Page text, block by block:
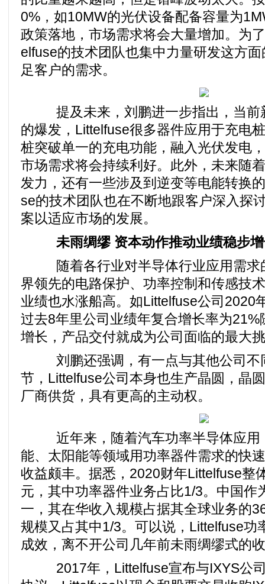
0%，如10MW的光伏设备配备容量为
政策落地，市场需求将会大量增加。为
elfuse的技术团队也集中力量研发这方
足客户的需求。
提及未来，刘鹏进一步指出，当前
的爆发，Littelfuse很多器件应用于充电
桩突破单一的充电功能，融入光伏发电
市场需求将会持续利好。此外，未来随
发力，还有一些涉及到逆变等电能转换
se的技术团队也在不断地跟客户深入探
案以适应市场的发展。
未雨绸缪 资本动作推动业绩稳步
随着各行业对半导体行业应用需求
界领先的电路保护、功率控制和传感技
业绩也水涨船高。如Littelfuse公司2020
过去8年里公司业绩年复合增长率为
增长，产品交付就成为公司面临的最大
刘鹏还强调，有一点与其他公司不
节，Littelfuse公司本身也生产晶圆，晶
厂商供货，具有更高的主动权。
近年来，随着汽车功率半导体应用
能、太阳能等领域用功率器件需求的快
收益颇丰。据悉，2020财年Littelfuse整
元，其中功率器件业务占比1/3。中国作
一，其在华收入规模占据其全球业务的
规模又占其中1/3。可以说，Littelfuse功
成效，离不开公司几年前未雨绸缪式的
2017年，Littelfuse宣布与IXYS公